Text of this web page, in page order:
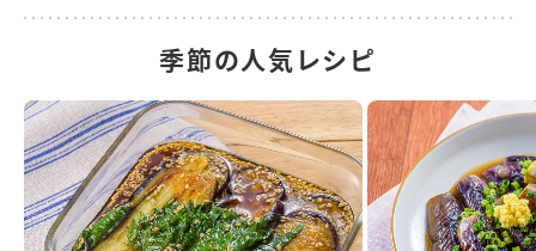
季節の人気レシピ